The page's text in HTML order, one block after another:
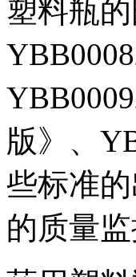
塑料瓶
版》、
些标准
的质量监